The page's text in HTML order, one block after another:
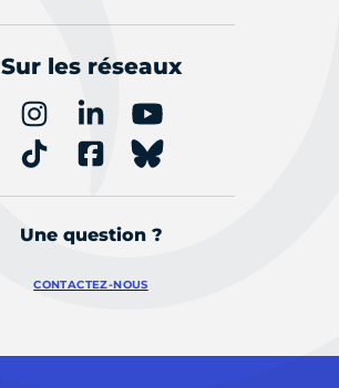
Sur les réseaux
Une question ?
CONTACTEZ-NOUS